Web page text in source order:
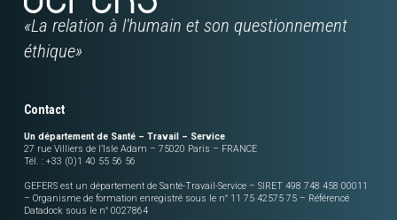
«La relation à l'humain et son questionnement
éthique»
Contact
Un département de Santé – Travail – Service
27 rue Villiers de l’Isle Adam – 75020 Paris – FRANCE
Tél. : +33 (0)1 40 55 56 56
GEFERS est un département de Santé-Travail-Service – SIRET 498 748 458 00011
– Organisme de formation enregistré sous le n° 11 75 42575 75 – Référencé
Datadock sous le n° 0027864